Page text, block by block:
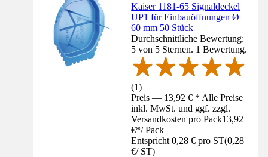
Kaiser 1181-65 Signaldeckel
UP1 für Einbauöffnungen Ø
60 mm 50 Stück
Durchschnittliche Bewertung:
5 von 5 Sternen. 1 Bewertung.
(1)
Preis — 13,92 € * Alle Preise
inkl. MwSt. und ggf. zzgl.
Versandkosten pro Pack13,92
€*/ Pack
Entspricht 0,28 € pro ST(0,28
€/ ST)